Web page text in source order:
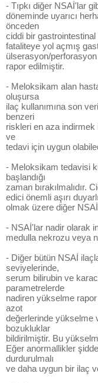
- Tıpkı diğer NSAİ'lar
döneminde uyarıcı
önceden
ciddi bir gastrointestinal
fataliteye yol açmış
ülserasyon/perforasyon
rapor edilmiştir.
- Meloksikam alan
oluşursa
ilaç kullanımına son
benzeri
riskleri en aza
ve
tedavi için uygun
- Meloksikam tedavisi
başlandığı
zaman bırakılmalıdır.
edici önemli aşırı
olmak üzere diğer
- NSAİ'lar nadir olarak
medulla nekrozu veya
- Diğer bütün NSAİ
seviyelerinde,
serum bilirubin ve
parametrelerde
nadiren yükselme
azot
değerlerinde yükselme
bozukluklar
bildirilmiştir. Bu
Eğer anormallikler
durdurulmalı
ve daha uygun bir ilaç